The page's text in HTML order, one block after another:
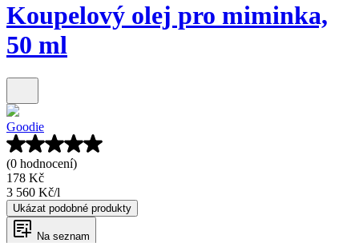
Koupelový olej pro miminka,
50 ml
Goodie
(0 hodnocení)
178 Kč
3 560 Kč/l
Ukázat podobné produkty
Na seznam